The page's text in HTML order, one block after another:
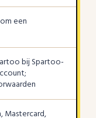
een
bij Spartoo-
Mastercard,